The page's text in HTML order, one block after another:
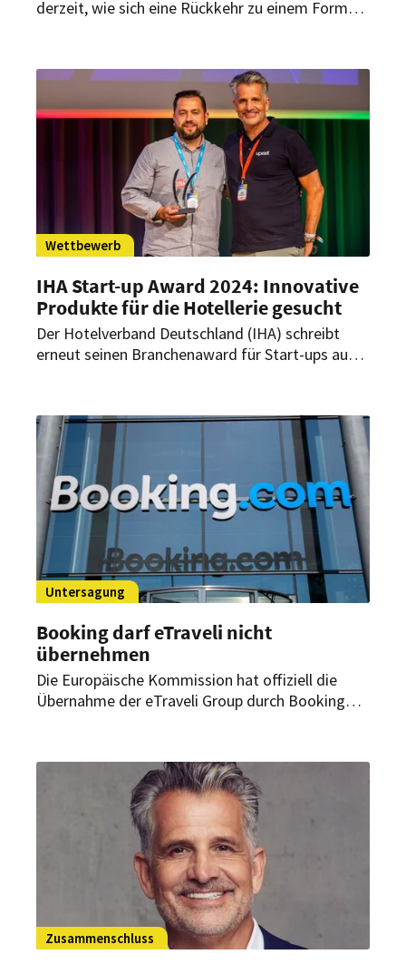
derzeit, wie sich eine Rückkehr zu einem Format
darüber „zutiefst besorgt“.
Wettbewerb
IHA Start-up Award 2024: Innovative
Produkte für die Hotellerie gesucht
Der Hotelverband Deutschland (IHA) schreibt
erneut seinen Branchenaward für Start-ups aus.
Deutschland.
Untersagung
Booking darf eTraveli nicht
übernehmen
Die Europäische Kommission hat offiziell die
Übernahme der eTraveli Group durch Booking
Entscheidung.
Zusammenschluss